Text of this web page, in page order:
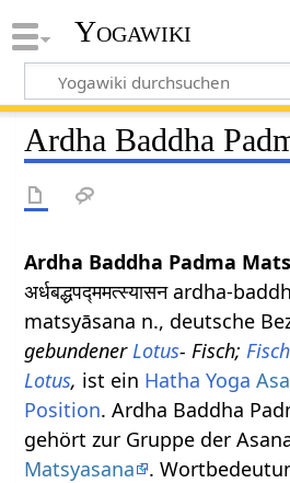
Yogawiki
Ardha Baddha
Ardha Baddha Padma
अर्धबद्धपद्ममत्स्यासन ardha-
matsyāsana n., deutsche
gebundenerLotus- Fisch;Fisch
Lotus, ist ein Hatha Yoga
Position. Ardha Baddha
gehört zur Gruppe der
Matsyasana
.